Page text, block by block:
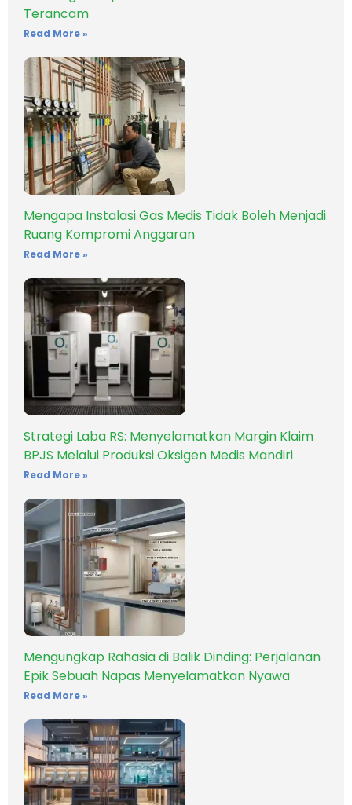
Terancam
Read More »
Mengapa Instalasi Gas Medis Tidak Boleh Menjadi
Ruang Kompromi Anggaran
Read More »
Strategi Laba RS: Menyelamatkan Margin Klaim
BPJS Melalui Produksi Oksigen Medis Mandiri
Read More »
Mengungkap Rahasia di Balik Dinding: Perjalanan
Epik Sebuah Napas Menyelamatkan Nyawa
Read More »